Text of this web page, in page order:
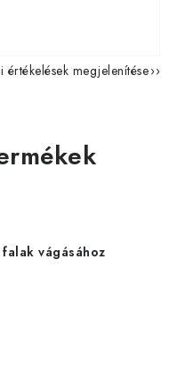
értékelések megjelenítése
vágásához